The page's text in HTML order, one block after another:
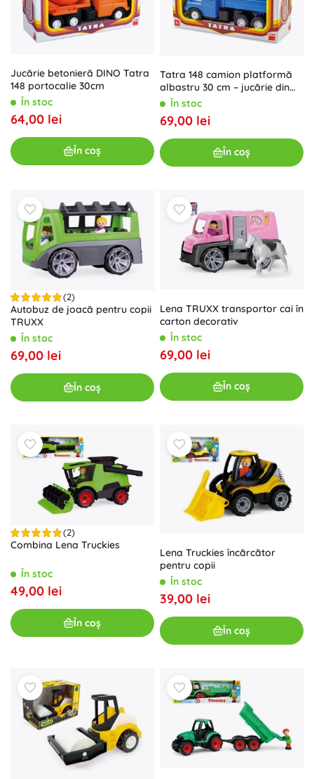
Jucărie betonieră DINO Tatra
148 portocalie 30cm
În stoc
64,00 lei
În coș
Tatra 148 camion platformă
albastru 30 cm – jucărie din
plastic DINO
În stoc
69,00 lei
În coș
(2)
Autobuz de joacă pentru copii
TRUXX
În stoc
69,00 lei
În coș
Lena TRUXX transportor cai în
carton decorativ
În stoc
69,00 lei
În coș
(2)
Combina Lena Truckies
În stoc
49,00 lei
În coș
Lena Truckies încărcător
pentru copii
În stoc
39,00 lei
În coș